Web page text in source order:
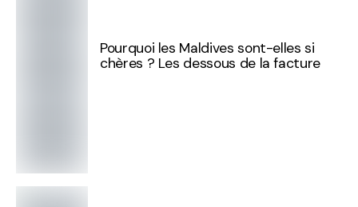
Pourquoi les Maldives sont-elles si
chères ? Les dessous de la facture